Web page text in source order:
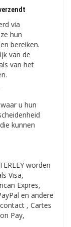
via
hun
bereiken.
van de
van het
u hun
kunnen
worden
Visa,
Expres,
en andere
, Cartes
Pay,